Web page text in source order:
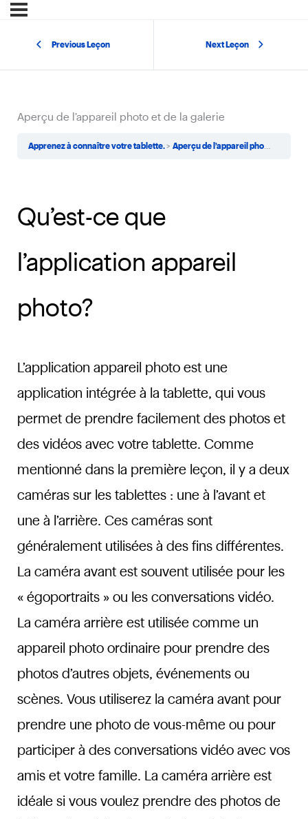
Previous Leçon Next Leçon
Aperçu de l’appareil photo et de la galerie
Apprenez à connaître votre tablette. Aperçu de l’appareil photo et de la galerie
Qu’est-ce que
l’application appareil
photo?
L’application appareil photo est une
application intégrée à la tablette, qui vous
permet de prendre facilement des photos et
des vidéos avec votre tablette. Comme
mentionné dans la première leçon, il y a deux
caméras sur les tablettes : une à l’avant et
une à l’arrière. Ces caméras sont
généralement utilisées à des fins différentes.
La caméra avant est souvent utilisée pour les
« égoportraits » ou les conversations vidéo.
La caméra arrière est utilisée comme un
appareil photo ordinaire pour prendre des
photos d’autres objets, événements ou
scènes. Vous utiliserez la caméra avant pour
prendre une photo de vous-même ou pour
participer à des conversations vidéo avec vos
amis et votre famille. La caméra arrière est
idéale si vous voulez prendre des photos de